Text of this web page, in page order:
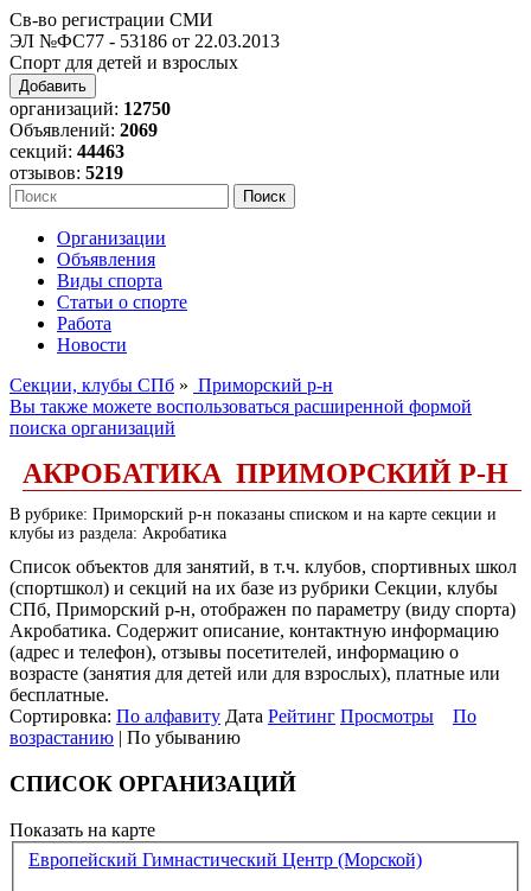
Св-во регистрации СМИ
ЭЛ №ФС77 - 53186 от 22.03.2013
Спорт для детей и взрослых
Добавить
организаций: 12750
Объявлений: 2069
секций: 44463
отзывов: 5219
Организации
Объявления
Виды спорта
Статьи о спорте
Работа
Новости
Секции, клубы СПб » Приморский р-н
Вы также можете воспользоваться расширенной формой
поиска организаций
АКРОБАТИКА ПРИМОРСКИЙ Р-Н
В рубрике: Приморский р-н показаны списком и на карте секции и
клубы из раздела: Акробатика
Список объектов для занятий, в т.ч. клубов, спортивных школ
(спортшкол) и секций на их базе из рубрики Секции, клубы
СПб, Приморский р-н, отображен по параметру (виду спорта)
Акробатика. Содержит описание, контактную информацию
(адрес и телефон), отзывы посетителей, информацию о
возрасте (занятия для детей или для взрослых), платные или
бесплатные.
Сортировка: По алфавиту Дата Рейтинг Просмотры
По
возрастанию | По убыванию
СПИСОК ОРГАНИЗАЦИЙ
Показать на карте
Европейский Гимнастический Центр (Морской)